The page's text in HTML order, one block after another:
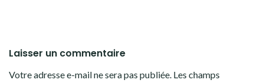
Laisser un commentaire
Votre adresse e-mail ne sera pas publiée. Les champs